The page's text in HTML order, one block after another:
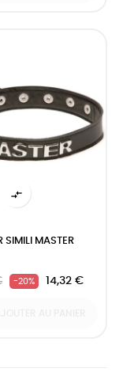

SIMILI MASTER
-20% 14,32 €